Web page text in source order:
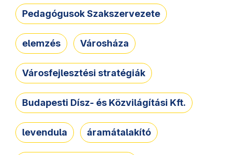
Pedagógusok Szakszervezete
elemzés Városháza
Városfejlesztési stratégiák
Budapesti Dísz- és Közvilágítási Kft.
levendula áramátalakító